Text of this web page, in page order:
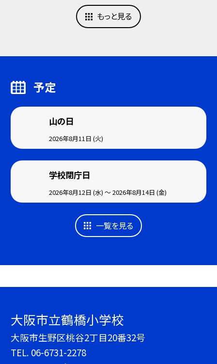
もっと見る
予定
山の日
2026年8月11日 (火)
学校閉庁日
2026年8月12日 (水) ～ 2026年8月14日 (金)
一覧を見る
大阪市立鶴橋小学校
大阪市生野区桃谷2丁目20番32号
TEL. 06-6731-2278